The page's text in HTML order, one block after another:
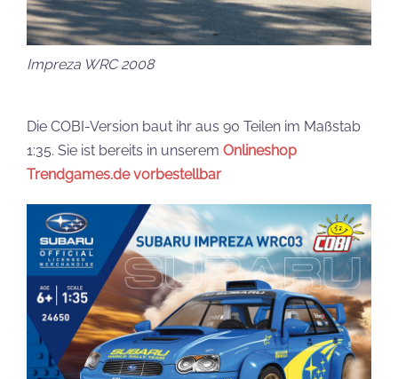
Impreza WRC 2008
Die COBI-Version baut ihr aus 90 Teilen im Maßstab
1:35. Sie ist bereits in unserem Onlineshop
Trendgames.de vorbestellbar